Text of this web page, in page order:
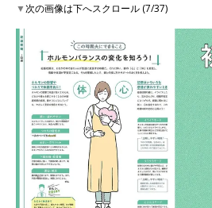
▼次の画像は下へスクロール (7/37)